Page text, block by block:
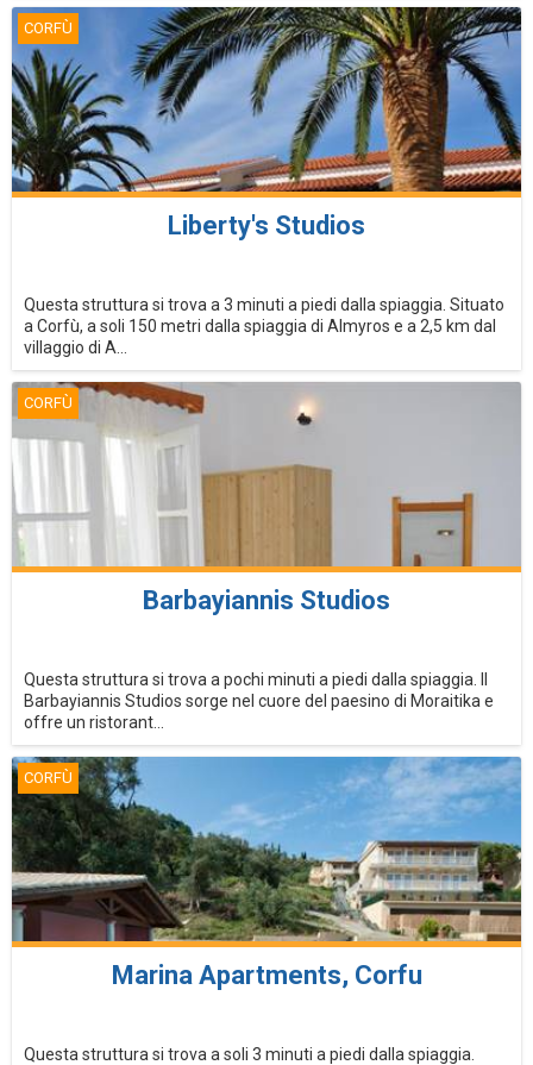
CORFÙ
Liberty's Studios
Questa struttura si trova a 3 minuti a piedi dalla spiaggia. Situato
a Corfù, a soli 150 metri dalla spiaggia di Almyros e a 2,5 km dal
villaggio di A...
CORFÙ
Barbayiannis Studios
Questa struttura si trova a pochi minuti a piedi dalla spiaggia. Il
Barbayiannis Studios sorge nel cuore del paesino di Moraitika e
offre un ristorant...
CORFÙ
Marina Apartments, Corfu
Questa struttura si trova a soli 3 minuti a piedi dalla spiaggia.